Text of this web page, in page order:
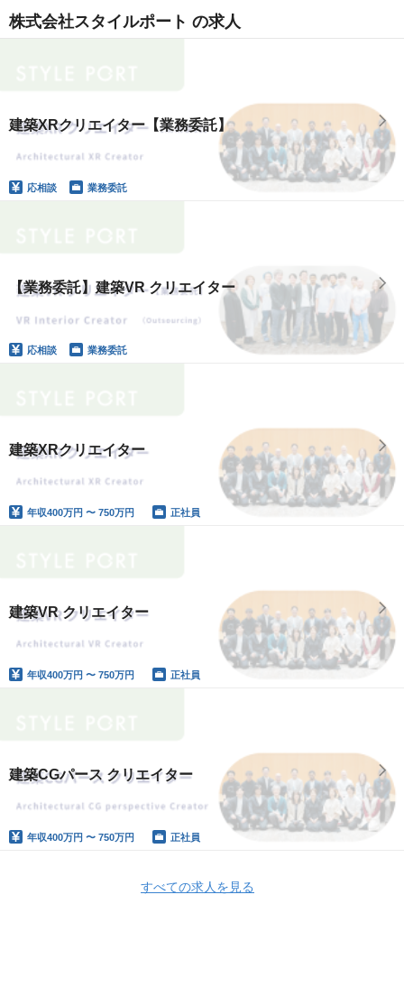
株式会社スタイルポート の求人
建築XRクリエイター【業務委託】
応相談 業務委託
【業務委託】建築VR クリエイター
応相談 業務委託
建築XRクリエイター
年収400万円 〜 750万円 正社員
建築VR クリエイター
年収400万円 〜 750万円 正社員
建築CGパース クリエイター
年収400万円 〜 750万円 正社員
すべての求人を見る